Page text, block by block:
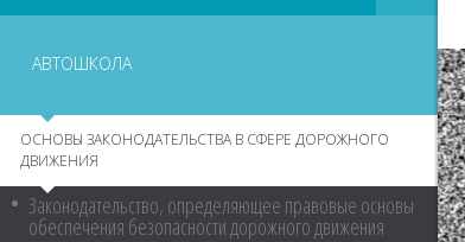
АВТОШКОЛА
ОСНОВЫ ЗАКОНОДАТЕЛЬСТВА В СФЕРЕ ДОРОЖНОГО
ДВИЖЕНИЯ
Законодательство, определяющее правовые основы
обеспечения безопасности дорожного движения